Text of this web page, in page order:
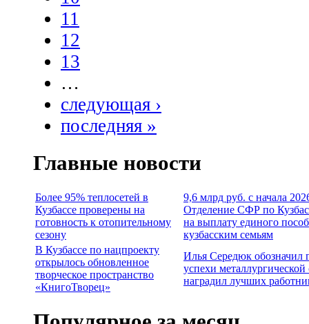
11
12
13
…
следующая ›
последняя »
Главные новости
Более 95% теплосетей в
Кузбассе проверены на
готовность к отопительному
сезону
9,6 млрд руб. с начала
Отделение СФР по
на выплату единого
кузбасским семьям
В Кузбассе по нацпроекту
открылось обновленное
творческое пространство
«КнигоТворец»
Илья Середюк обозначил
успехи металлургической
наградил лучших